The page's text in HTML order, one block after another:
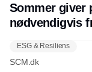
Sommer giver
nødvendigvis
ESG & Resiliens
SCM.dk